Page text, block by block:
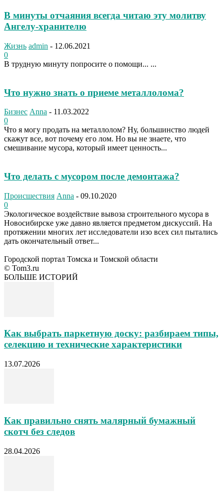
В минуты отчаяния всегда читаю эту молитву
Ангелу-хранителю
Жизнь admin - 12.06.2021
0
В трудную минуту попросите о помощи... ...
Что нужно знать о приеме металлолома?
Бизнес Anna - 11.03.2022
0
Что я могу продать на металлолом? Ну, большинство людей
скажут все, вот почему его лом. Но вы не знаете, что
смешивание мусора, который имеет ценность...
Что делать с мусором после демонтажа?
Происшествия Anna - 09.10.2020
0
Экологическое воздействие вывоза строительного мусора в
Новосибирске уже давно является предметом дискуссий. На
протяжении многих лет исследователи изо всех сил пытались
дать окончательный ответ...
Городской портал Томска и Томской области
© Tom3.ru
БОЛЬШЕ ИСТОРИЙ
Как выбрать паркетную доску: разбираем типы,
селекцию и технические характеристики
13.07.2026
Как правильно снять малярный бумажный
скотч без следов
28.04.2026